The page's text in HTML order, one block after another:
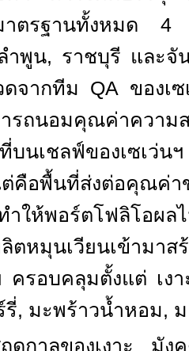
าตรฐานทั้งหมด
ำพูน, ราชบุรี และจั
ดจากทีม QA ของเ
ารถนอมคุณค่าควา
บนเชลฟ์ของเซเว่น
อพื้นที่ส่งต่อคุณค่าข
ำให้พอร์ตโฟลิโอผล
ตหมุนเวียนเข้ามาส
ครอบคลุมตั้งแต่ เงา
รี่, มะพร้าวน้ำหอม,
ดูกาลของเงาะ มัง